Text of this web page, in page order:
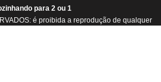
para 2 ou 1
é proibida a reprodução de qualquer